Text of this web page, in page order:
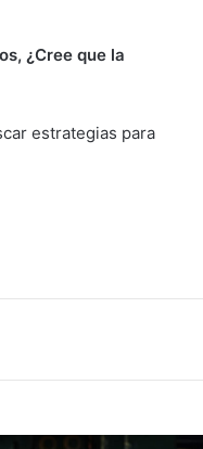
¿Cree que la
estrategias para
Barrios
Laboratorio de
profesionales con
que forma a los